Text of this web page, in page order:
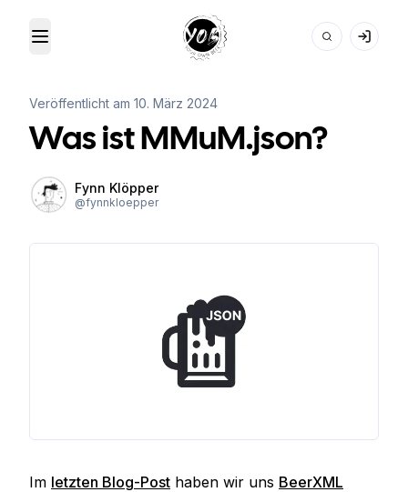
Toggle Menu Your Own Beer
Veröffentlicht am 10. März 2024
Was ist MMuM.json?
Fynn Klöpper
@fynnkloepper
Im letzten Blog-Post haben wir uns BeerXML